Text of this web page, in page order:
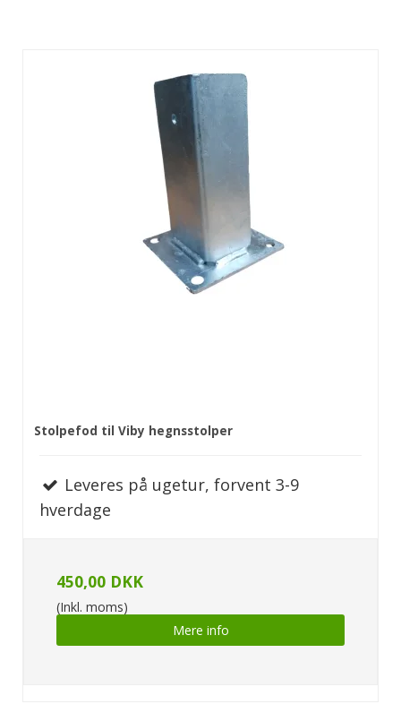
Stolpefod til Viby hegnsstolper
Leveres på ugetur, forvent 3-9
hverdage
450,00 DKK
(Inkl. moms)
Mere info